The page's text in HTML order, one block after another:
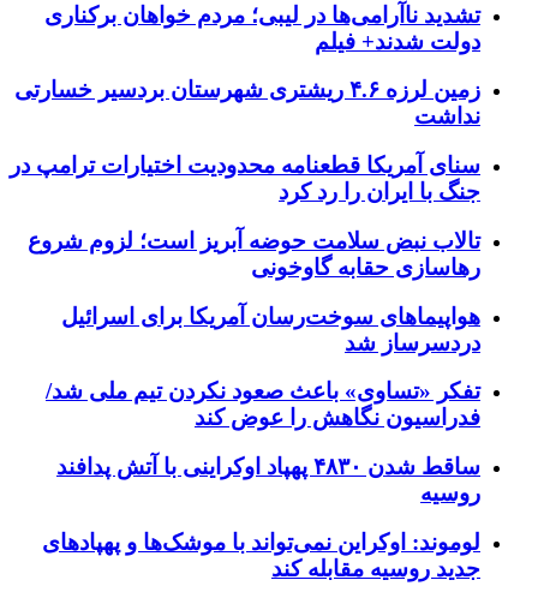
تشدید ناآرامی‌ها در لیبی؛ مردم خواهان برکناری
دولت شدند+ فیلم
زمین لرزه ۴.۶ ریشتری شهرستان بردسیر خسارتی
نداشت
سنای آمریکا قطعنامه محدودیت اختیارات ترامپ در
جنگ با ایران را رد کرد
تالاب نبض سلامت حوضه آبریز است؛ لزوم شروع
رهاسازی حقابه گاوخونی
هواپیماهای سوخت‌رسان آمریکا برای اسرائیل
دردسرساز شد
تفکر «تساوی» باعث صعود نکردن تیم ملی شد/
فدراسیون نگاهش را عوض کند
ساقط شدن ۴۸۳۰ پهپاد اوکراینی با آتش پدافند
روسیه
لوموند: اوکراین نمی‌تواند با موشک‌ها و پهپادهای
جدید روسیه مقابله کند